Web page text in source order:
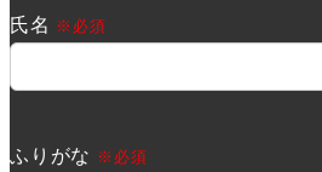
氏名 ※必須
ふりがな ※必須